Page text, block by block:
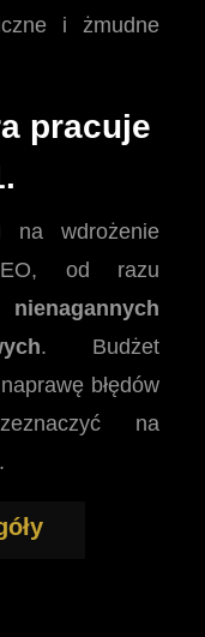
i żmudne
pracuje
na wdrożenie
od razu
nienagannych
. Budżet
błędów
na